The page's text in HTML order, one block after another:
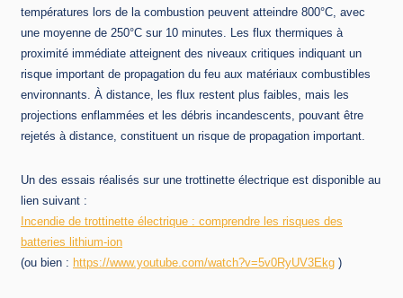
températures lors de la combustion peuvent atteindre 800°C, avec
une moyenne de 250°C sur 10 minutes. Les flux thermiques à
proximité immédiate atteignent des niveaux critiques indiquant un
risque important de propagation du feu aux matériaux combustibles
environnants. À distance, les flux restent plus faibles, mais les
projections enflammées et les débris incandescents, pouvant être
rejetés à distance, constituent un risque de propagation important.
Un des essais réalisés sur une trottinette électrique est disponible au
lien suivant :
Incendie de trottinette électrique : comprendre les risques des
batteries lithium-ion
(ou bien : https://www.youtube.com/watch?v=5v0RyUV3Ekg )